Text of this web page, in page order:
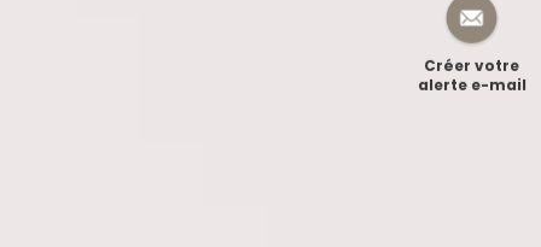
Créer votre
alerte e-mail